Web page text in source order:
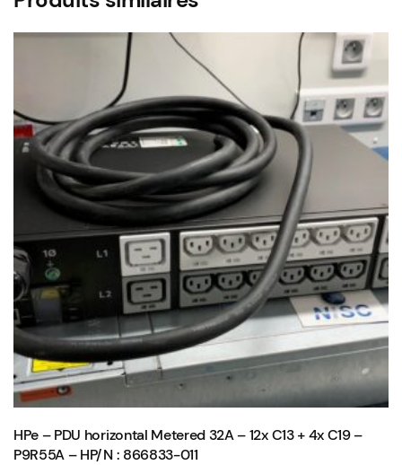
HPe – PDU horizontal Metered 32A – 12x C13 + 4x C19 –
P9R55A – HP/N : 866833-011